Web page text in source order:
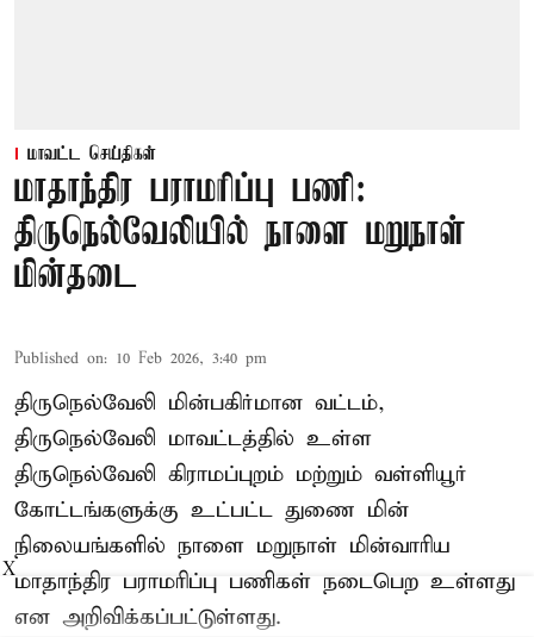
மாவட்ட செய்திகள்
மாதாந்திர பராமரிப்பு பணி:
திருநெல்வேலியில் நாளை மறுநாள்
மின்தடை
Published on: 10 Feb 2026, 3:40 pm
திருநெல்வேலி மின்பகிர்மான வட்டம்,
திருநெல்வேலி மாவட்டத்தில் உள்ள
திருநெல்வேலி கிராமப்புறம் மற்றும் வள்ளியூர்
கோட்டங்களுக்கு உட்பட்ட துணை மின்
நிலையங்களில் நாளை மறுநாள் மின்வாரிய
மாதாந்திர பராமரிப்பு பணிகள் நடைபெற உள்ளது
என அறிவிக்கப்பட்டுள்ளது.
X